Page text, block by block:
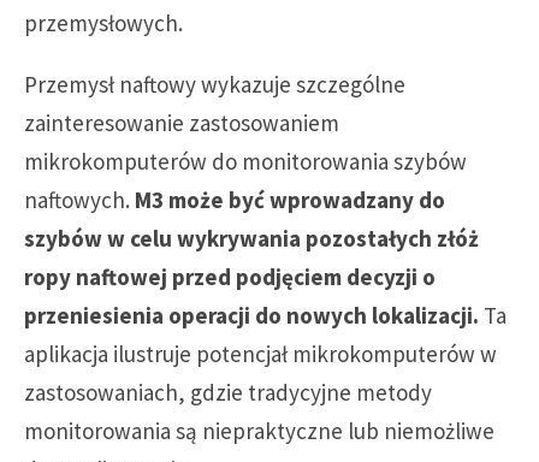
przemysłowych.
Przemysł naftowy wykazuje szczególne
zainteresowanie zastosowaniem
mikrokomputerów do monitorowania szybów
naftowych. M3 może być wprowadzany do
szybów w celu wykrywania pozostałych złóż
ropy naftowej przed podjęciem decyzji o
przeniesienia operacji do nowych lokalizacji. Ta
aplikacja ilustruje potencjał mikrokomputerów w
zastosowaniach, gdzie tradycyjne metody
monitorowania są niepraktyczne lub niemożliwe